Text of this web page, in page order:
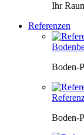
Ihr
Referenzen
Boden-
Boden-